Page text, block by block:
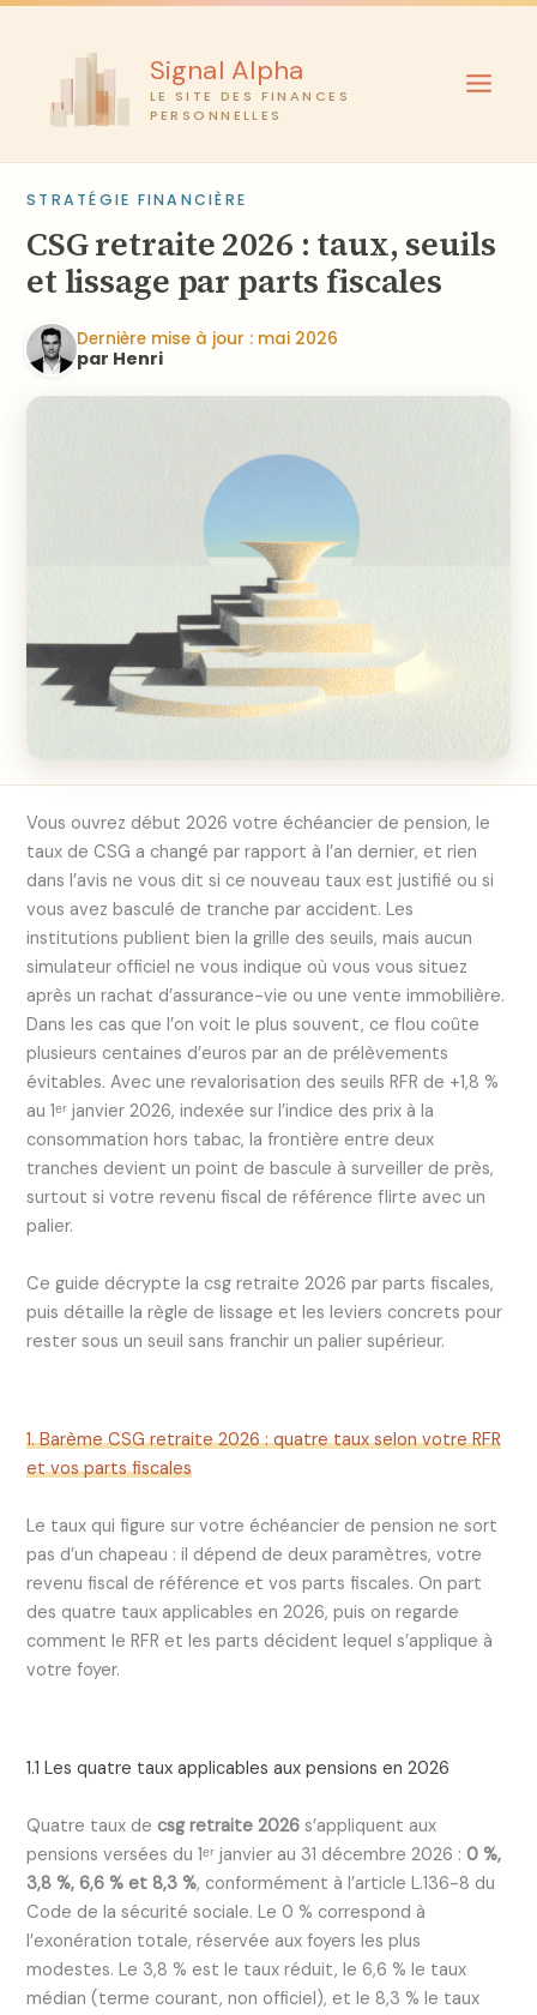
Aller
Signal Alpha
LE SITE DES FINANCES
PERSONNELLES
STRATÉGIE FINANCIÈRE
CSG retraite 2026 : taux, seuils
et lissage par parts fiscales
Dernière mise à jour : mai 2026
par Henri
Vous ouvrez début 2026 votre échéancier de pension, le
taux de CSG a changé par rapport à l’an dernier, et rien
dans l’avis ne vous dit si ce nouveau taux est justifié ou si
vous avez basculé de tranche par accident. Les
institutions publient bien la grille des seuils, mais aucun
simulateur officiel ne vous indique où vous vous situez
après un rachat d’assurance-vie ou une vente immobilière.
Dans les cas que l’on voit le plus souvent, ce flou coûte
plusieurs centaines d’euros par an de prélèvements
évitables. Avec une revalorisation des seuils RFR de +1,8 %
au 1ᵉʳ janvier 2026, indexée sur l’indice des prix à la
consommation hors tabac, la frontière entre deux
tranches devient un point de bascule à surveiller de près,
surtout si votre revenu fiscal de référence flirte avec un
palier.
Ce guide décrypte la csg retraite 2026 par parts fiscales,
puis détaille la règle de lissage et les leviers concrets pour
rester sous un seuil sans franchir un palier supérieur.
1. Barème CSG retraite 2026 : quatre taux selon votre RFR
et vos parts fiscales
Le taux qui figure sur votre échéancier de pension ne sort
pas d’un chapeau : il dépend de deux paramètres, votre
revenu fiscal de référence et vos parts fiscales. On part
des quatre taux applicables en 2026, puis on regarde
comment le RFR et les parts décident lequel s’applique à
votre foyer.
1.1 Les quatre taux applicables aux pensions en 2026
Quatre taux decsg retraite 2026 s’appliquent aux
pensions versées du 1ᵉʳ janvier au 31 décembre 2026 :0 %,
3,8 %, 6,6 % et 8,3 %, conformément à l’article L.136-8 du
Code de la sécurité sociale. Le 0 % correspond à
l’exonération totale, réservée aux foyers les plus
modestes. Le 3,8 % est le taux réduit, le 6,6 % le taux
médian (terme courant, non officiel), et le 8,3 % le taux